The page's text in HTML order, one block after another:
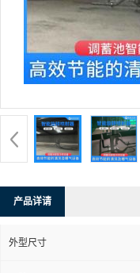
产品详请
外型尺寸